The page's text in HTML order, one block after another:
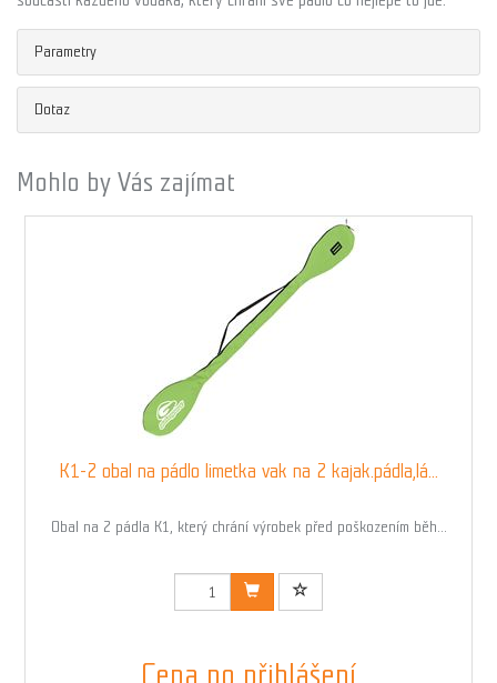
Parametry
Dotaz
Mohlo by Vás zajímat
K1-2 obal na pádlo limetka vak na 2 kajak.pádla,lá...
Obal na 2 pádla K1, který chrání výrobek před poškozením běh...
Kód: 03202K_LIMET_205
Cena po přihlášení